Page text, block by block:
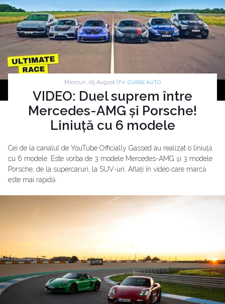
Miercuri, 05 August | TV: CURSE AUTO
VIDEO: Duel suprem între
Mercedes-AMG și Porsche!
Liniuță cu 6 modele
Cei de la canalul de YouTube Officially Gassed au realizat o liniuță
cu 6 modele. Este vorba de 3 modele Mercedes-AMG și 3 modele
Porsche, de la supercaruri, la SUV-uri. Aflați în video care marcă
este mai rapidă.